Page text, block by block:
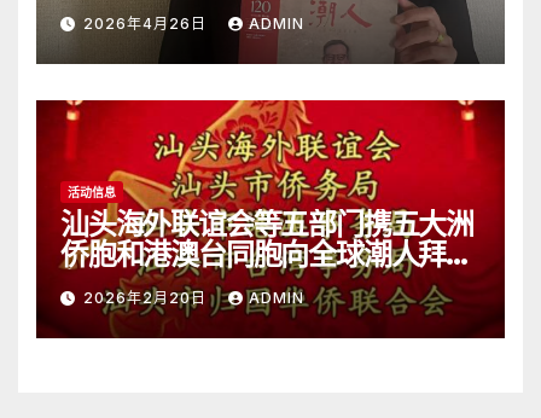
2026年4月26日 ADMIN
活动信息
汕头海外联谊会等五部门携五大洲
侨胞和港澳台同胞向全球潮人拜
年！
2026年2月20日 ADMIN